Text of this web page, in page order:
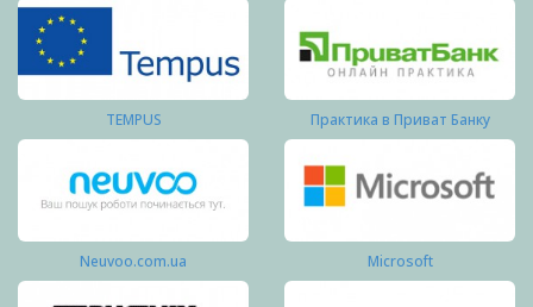
TEMPUS Практика в Приват Банку
Neuvoo.com.ua Microsoft